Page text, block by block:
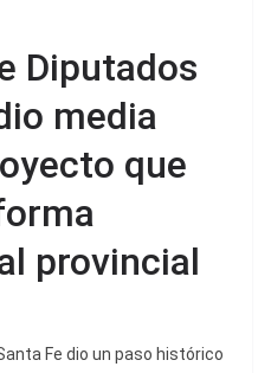
Diputados
media
que
provincial
Fe dio un paso histórico